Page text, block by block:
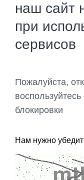
наш сайт
при
сервисов
Пожалуйста,
блокировки
Нам нужно